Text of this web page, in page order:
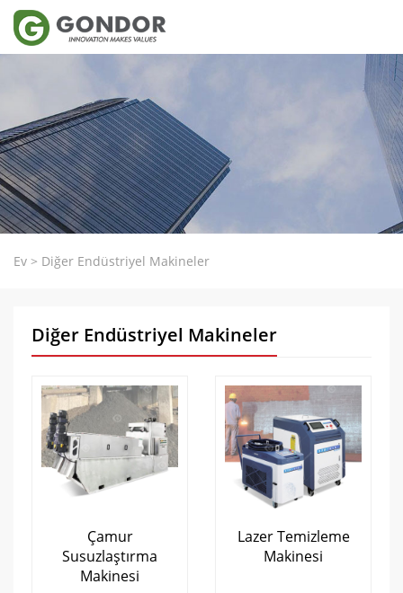
Ev > Diğer Endüstriyel Makineler
Diğer Endüstriyel Makineler
Çamur
Susuzlaştırma
Makinesi
Lazer Temizleme
Makinesi